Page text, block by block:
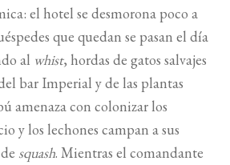
el hotel se desmorona poco a
que quedan se pasan el día
al whist, hordas de gatos salvajes
bar Imperial y de las plantas
amenaza con colonizar los
y los lechones campan a sus
squash. Mientras el comandante